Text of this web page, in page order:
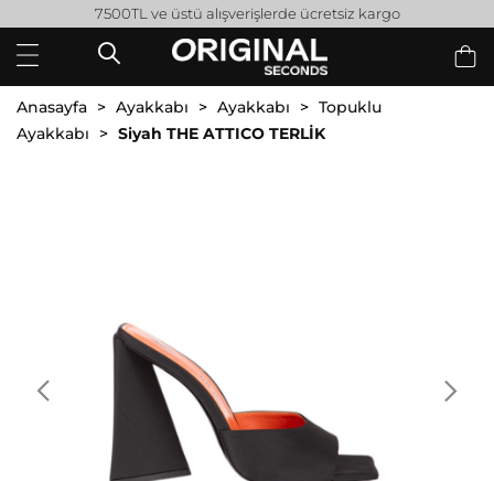
7500TL ve üstü alışverişlerde ücretsiz kargo
Anasayfa Ayakkabı Ayakkabı
Topuklu
Ayakkabı
Siyah THE ATTICO TERLİK